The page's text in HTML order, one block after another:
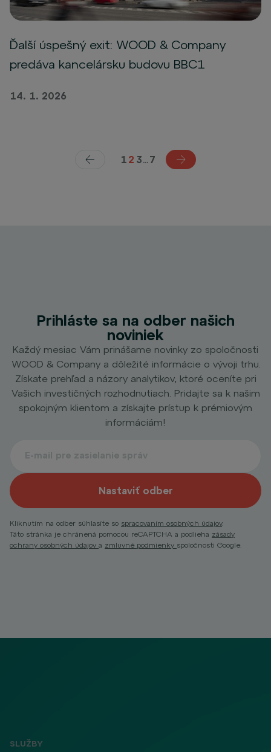
Ďalší úspešný exit: WOOD & Company
predáva kancelársku budovu BBC1
14. 1. 2026
1 2 3...7
Prihláste sa na odber našich
noviniek
Každý mesiac Vám prinášame novinky zo spoločnosti
WOOD & Company a dôležité informácie o vývoji trhu.
Získate prehľad a názory analytikov, ktoré oceníte pri
Vašich investičných rozhodnutiach. Pridajte sa k našim
spokojným klientom a získajte prístup k prémiovým
informáciám!
Nastaviť odber
Kliknutím na odber súhlasíte so spracovaním osobných údajov.
Táto stránka je chránená pomocou reCAPTCHA a podlieha zásady
ochrany osobných údajov a zmluvné podmienky spoločnosti Google.
SLUŽBY